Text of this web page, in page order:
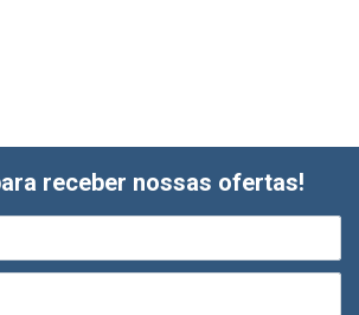
receber nossas ofertas!